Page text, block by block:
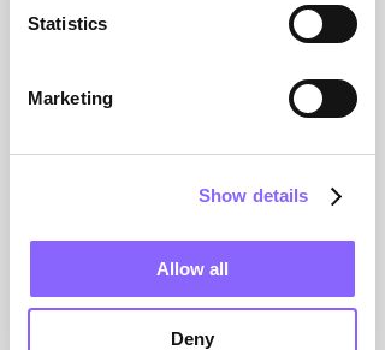
Statistics
Marketing
Show details
Allow all
Deny
agroalimentaire
➝en savoir plus